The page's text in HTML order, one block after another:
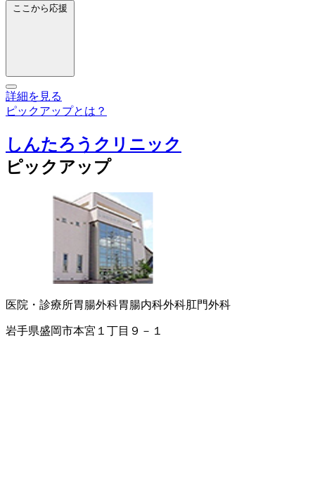
ここから応援
詳細を見る
ピックアップとは？
しんたろうクリニック
ピックアップ
医院・診療所胃腸外科胃腸内科外科肛門外科
岩手県盛岡市本宮１丁目９－１